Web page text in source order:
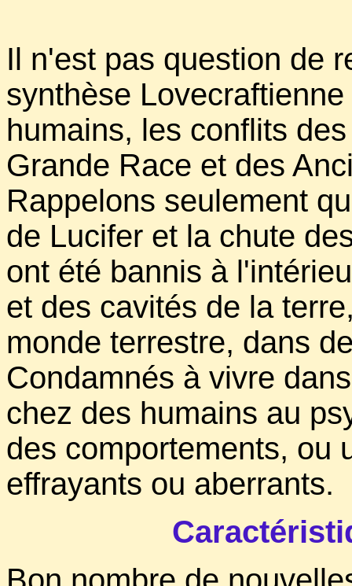
Il n'est pas question de
synthèse
humains, les conflits
Grande Race et des
Rappelons seulement
de Lucifer et la chute
ont été bannis à
et des cavités de la
monde terrestre, dans
Condamnés à vivre
chez des humains au
des comportements, ou
effrayants ou aberrants.